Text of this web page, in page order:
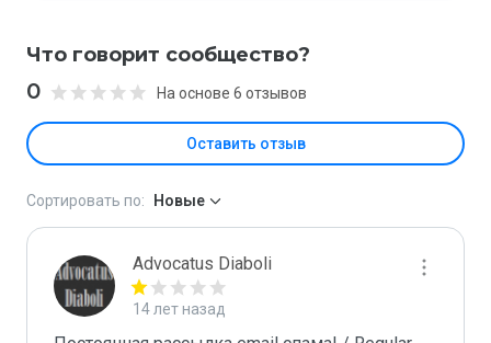
Что говорит сообщество?
0 На основе 6 отзывов
Оставить отзыв
Сортировать по: Новые
Advocatus Diaboli
14 лет назад